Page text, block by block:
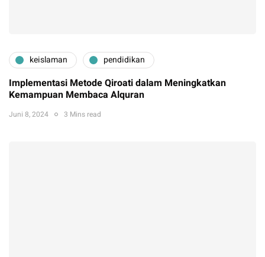
keislaman pendidikan
Implementasi Metode Qiroati dalam Meningkatkan
Kemampuan Membaca Alquran
Juni 8, 2024 3 Mins read